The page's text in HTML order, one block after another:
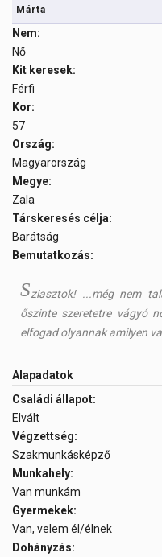
Márta
Nem:
Nő
Kit keresek:
Férfi
Kor:
57
Ország:
Magyarország
Megye:
Zala
Társkeresés célja:
Barátság
Bemutatkozás:
Sziasztok! ...még nem
őszinte szeretetre vágyó
elfogad olyannak amilyen
Alapadatok
Családi állapot:
Elvált
Végzettség:
Szakmunkásképző
Munkahely:
Van munkám
Gyermekek:
Van, velem él/élnek
Dohányzás: